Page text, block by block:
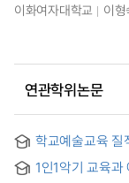
이화여자대학교 이형
연관학위논문
학교예술교육 질
1인1악기 교육과 예술강사에 대